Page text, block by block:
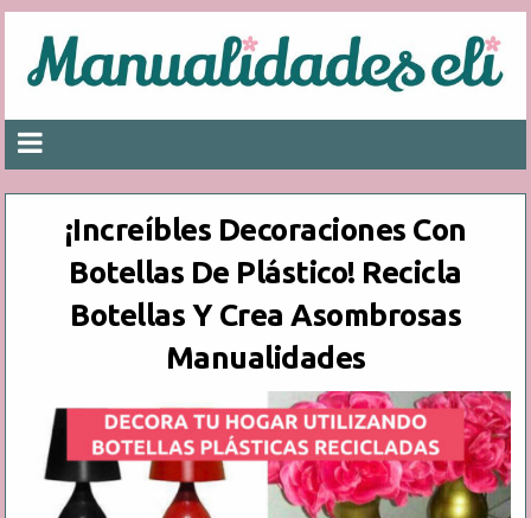
¡Increíbles Decoraciones Con
Botellas De Plástico! Recicla
Botellas Y Crea Asombrosas
Manualidades